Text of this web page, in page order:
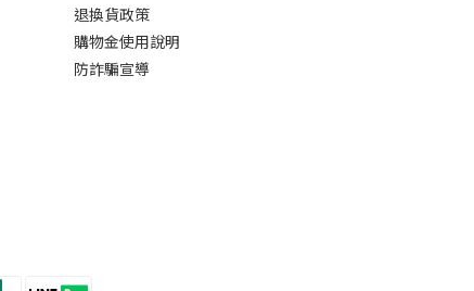
退換貨政策
購物金使用說明
防詐騙宣導